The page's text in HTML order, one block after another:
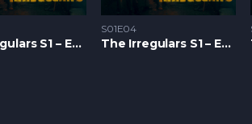
The Irregulars S1 – Epizoda 03
S01E04
The Irregulars S1 – Epizoda 04